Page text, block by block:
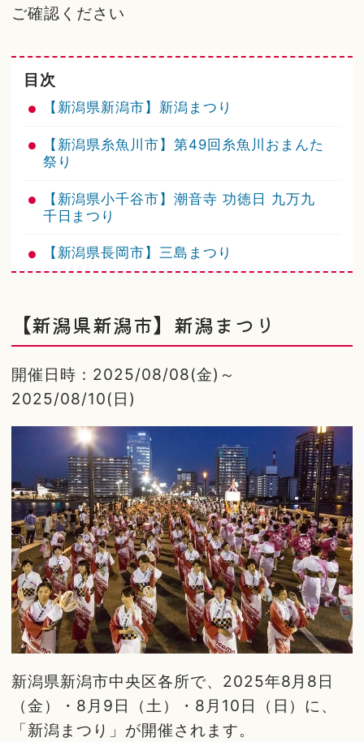
ご確認ください
目次
【新潟県新潟市】新潟まつり
【新潟県糸魚川市】第49回糸魚川おまんた
祭り
【新潟県小千谷市】潮音寺 功徳日 九万九
千日まつり
【新潟県長岡市】三島まつり
【新潟県新潟市】新潟まつり
開催日時：2025/08/08(金)～
2025/08/10(日)
新潟県新潟市中央区各所で、2025年8月8日
（金）・8月9日（土）・8月10日（日）に、
「新潟まつり」が開催されます。